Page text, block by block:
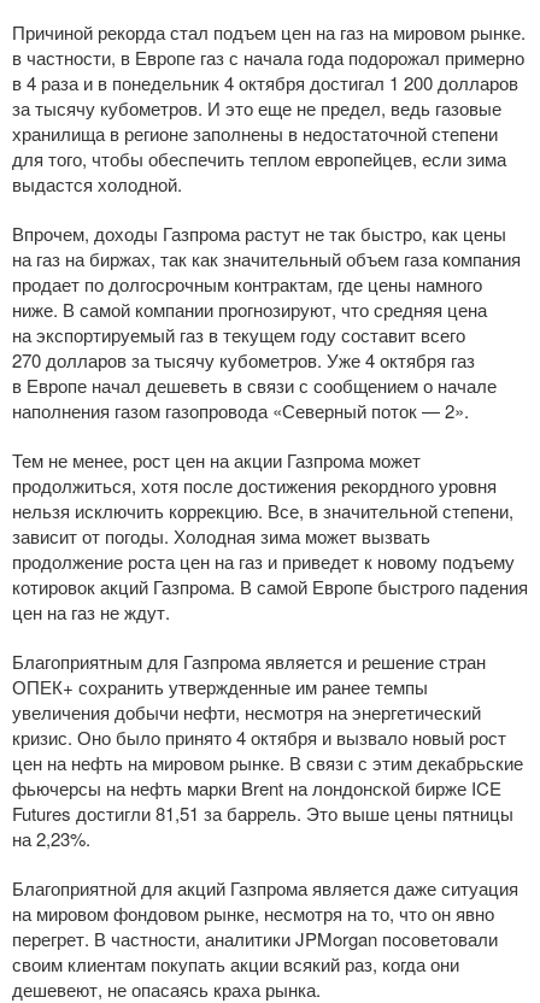
Причиной рекорда стал подъем цен на газ на мировом рынке.
в частности, в Европе газ с начала года подорожал примерно
в 4 раза и в понедельник 4 октября достигал 1 200 долларов
за тысячу кубометров. И это еще не предел, ведь газовые
хранилища в регионе заполнены в недостаточной степени
для того, чтобы обеспечить теплом европейцев, если зима
выдастся холодной.
Впрочем, доходы Газпрома растут не так быстро, как цены
на газ на биржах, так как значительный объем газа компания
продает по долгосрочным контрактам, где цены намного
ниже. В самой компании прогнозируют, что средняя цена
на экспортируемый газ в текущем году составит всего
270 долларов за тысячу кубометров. Уже 4 октября газ
в Европе начал дешеветь в связи с сообщением о начале
наполнения газом газопровода «Северный поток — 2».
Тем не менее, рост цен на акции Газпрома может
продолжиться, хотя после достижения рекордного уровня
нельзя исключить коррекцию. Все, в значительной степени,
зависит от погоды. Холодная зима может вызвать
продолжение роста цен на газ и приведет к новому подъему
котировок акций Газпрома. В самой Европе быстрого падения
цен на газ не ждут.
Благоприятным для Газпрома является и решение стран
ОПЕК+ сохранить утвержденные им ранее темпы
увеличения добычи нефти, несмотря на энергетический
кризис. Оно было принято 4 октября и вызвало новый рост
цен на нефть на мировом рынке. В связи с этим декабрьские
фьючерсы на нефть марки Brent на лондонской бирже ICE
Futures достигли 81,51 за баррель. Это выше цены пятницы
на 2,23%.
Благоприятной для акций Газпрома является даже ситуация
на мировом фондовом рынке, несмотря на то, что он явно
перегрет. В частности, аналитики JPMorgan посоветовали
своим клиентам покупать акции всякий раз, когда они
дешевеют, не опасаясь краха рынка.